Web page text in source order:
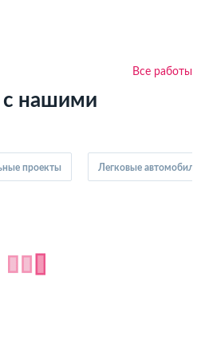
Все работы
с нашими
проекты Легковые автомобили